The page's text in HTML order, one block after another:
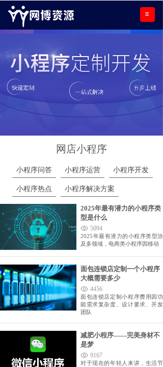
网店小程序
小程序问答 小程序运营 小程序开发
小程序热点 小程序解决方案
2025年最有潜力的小程序类
型是什么
5094
2025年最有潜力的小程序类型涉
及多领域，电商类小程序因移动
面包连锁店定制一个小程序
大概需要多少
4456
面包连锁店定制小程序费用因功
能需求复杂度、设计要求、开发
团队
减肥小程序——完美身材不
是梦
9167
对于现在的年轻人来讲，生活节